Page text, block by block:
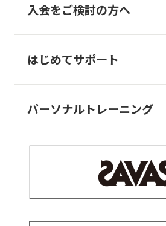
入会をご検討の方へ
はじめてサポート
パーソナルトレーニング